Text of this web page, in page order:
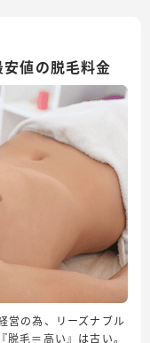
値の脱毛料金
営の為、リーズナブル
毛＝高い』は古い。